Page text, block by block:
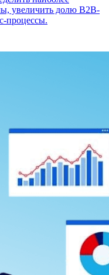
увеличить долю B2B-
процессы.